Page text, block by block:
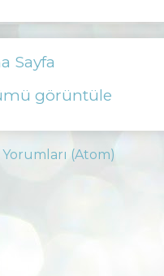
Sayfa
görüntüle
Yorumları (Atom)